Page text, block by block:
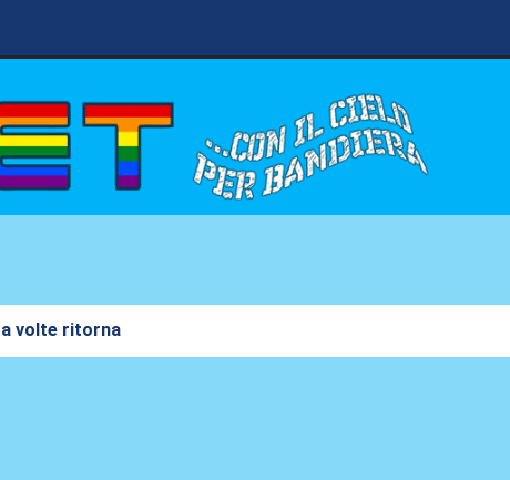
volte ritorna